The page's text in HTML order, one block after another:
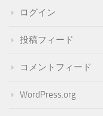
ログイン
投稿フィード
コメントフィード
WordPress.org